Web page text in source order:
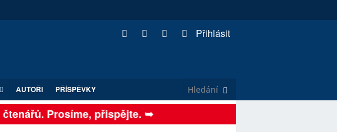
Přihlásit
AUTOŘI PŘÍSPĚVKY
Prosíme, přispějte. ➥